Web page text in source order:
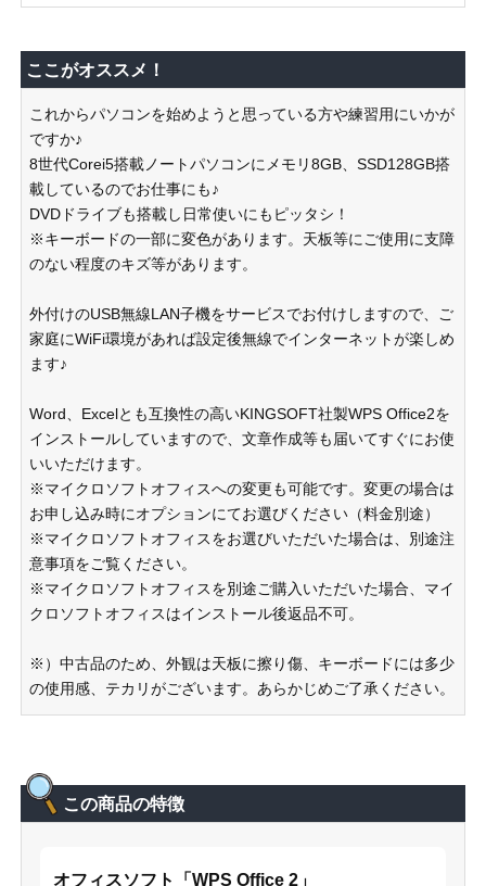
ここがオススメ！
これからパソコンを始めようと思っている方や練習用にいかが
ですか♪
8世代Corei5搭載ノートパソコンにメモリ8GB、SSD128GB搭
載しているのでお仕事にも♪
DVDドライブも搭載し日常使いにもピッタシ！
※キーボードの一部に変色があります。天板等にご使用に支障
のない程度のキズ等があります。
外付けのUSB無線LAN子機をサービスでお付けしますので、ご
家庭にWiFi環境があれば設定後無線でインターネットが楽しめ
ます♪
Word、Excelとも互換性の高いKINGSOFT社製WPS Office2を
インストールしていますので、文章作成等も届いてすぐにお使
いいただけます。
※マイクロソフトオフィスへの変更も可能です。変更の場合は
お申し込み時にオプションにてお選びください（料金別途）
※マイクロソフトオフィスをお選びいただいた場合は、別途注
意事項をご覧ください。
※マイクロソフトオフィスを別途ご購入いただいた場合、マイ
クロソフトオフィスはインストール後返品不可。
※）中古品のため、外観は天板に擦り傷、キーボードには多少
の使用感、テカリがございます。あらかじめご了承ください。
この商品の特徴
オフィスソフト「WPS Office 2」